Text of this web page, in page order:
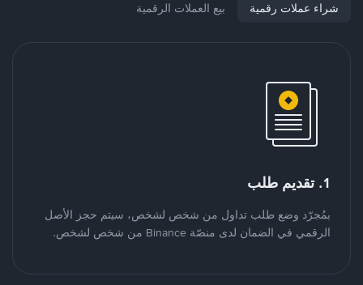
شراء عملات رقمية بيع العملات الرقمية
1. تقديم طلب
بمُجرّد وضع طلب تداول من شخص لشخص، سيتم حجز الأصل
الرقمي في الضمان لدى منصّة Binance من شخص لشخص.